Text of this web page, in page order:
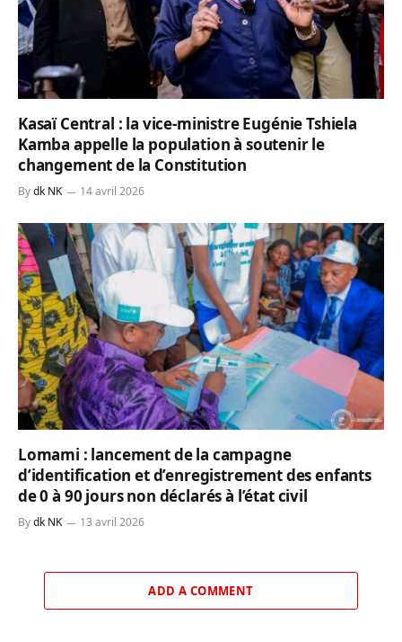
Kasaï Central : la vice-ministre Eugénie Tshiela
Kamba appelle la population à soutenir le
changement de la Constitution
Bydk NK 14 avril 2026
Lomami : lancement de la campagne
d’identification et d’enregistrement des enfants
de 0 à 90 jours non déclarés à l’état civil
Bydk NK 13 avril 2026
ADD A COMMENT